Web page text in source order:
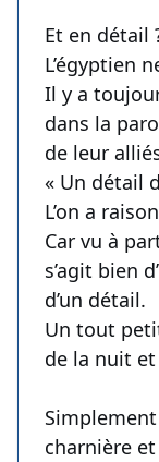
Et en détail
L’égyptien
Il y a
dans la
de leur
« Un détail
L’on a
Car vu à
s’agit bien
d’un détail.
Un tout
de la nuit
charnière